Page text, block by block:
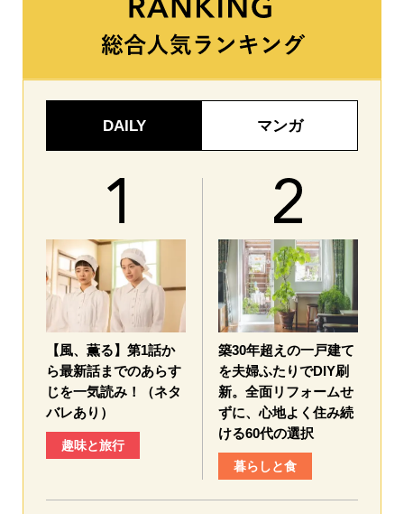
DAILY マンガ
【風、薫る】第1話か
ら最新話までのあらす
じを一気読み！（ネタ
バレあり）
趣味と旅行
築30年超えの一戸建て
を夫婦ふたりでDIY刷
新。全面リフォームせ
ずに、心地よく住み続
ける60代の選択
暮らしと食